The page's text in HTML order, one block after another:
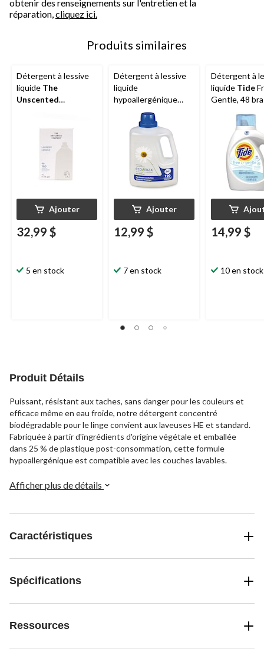
obtenir des renseignements sur l'entretien et la
réparation,cliquez ici.
Produits similaires
Détergent à lessive
liquide The
Unscented
Ajouter
32,99 $
5 en stock
Détergent à lessive
liquide
hypoallergénique
Eco-Max, non
parfumé,
100 brassées, 3 L
Ajouter
12,99 $
7 en stock
Détergent à
liquide Tide
Gentle, 48
14,99 $
10 en stock
Produit Détails
Puissant, résistant aux taches, sans danger pour les couleurs et
efficace même en eau froide, notre détergent concentré
biodégradable pour le linge convient aux laveuses HE et standard.
Fabriquée à partir d'ingrédients d'origine végétale et emballée
dans 25 % de plastique post-consommation, cette formule
hypoallergénique est compatible avec les couches lavables.
Afficher plus de détails
Caractéristiques
Spécifications
Ressources